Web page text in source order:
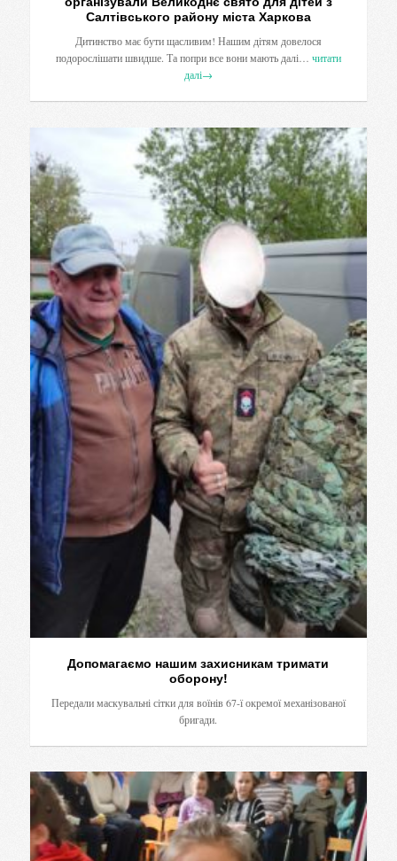
Салтівського району міста Харкова
Дитинство має бути щасливим! Нашим дітям довелося
подорослішати швидше. Та попри все вони мають далі…
читати
далі→
Допомагаємо нашим захисникам тримати
оборону!
Передали маскувальні сітки для воїнів 67-ї окремої механізованої
бригади.